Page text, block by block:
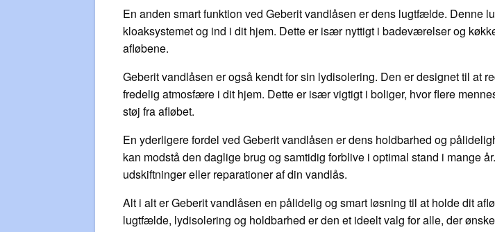
En anden smart funktion ved Geberit vandlåsen er dens lugtfælde. Denne
kloaksystemet og ind i dit hjem. Dette er især nyttigt i badeværelser og
afløbene.
Geberit vandlåsen er også kendt for sin lydisolering. Den er designet til at
fredelig atmosfære i dit hjem. Dette er især vigtigt i boliger, hvor flere
støj fra afløbet.
En yderligere fordel ved Geberit vandlåsen er dens holdbarhed og
kan modstå den daglige brug og samtidig forblive i optimal stand i mange
udskiftninger eller reparationer af din vandlås.
Alt i alt er Geberit vandlåsen en pålidelig og smart løsning til at holde dit
lugtfælde, lydisolering og holdbarhed er den et ideelt valg for alle, der